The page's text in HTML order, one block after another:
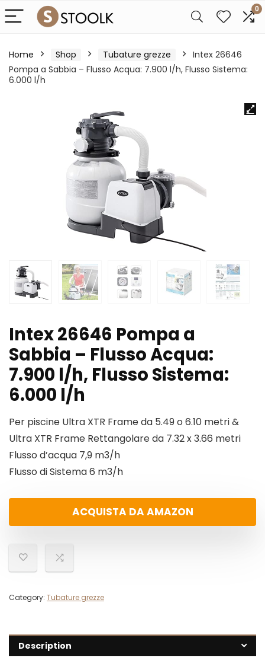
0
Home Shop Tubature grezze
Intex 26646
Pompa a Sabbia – Flusso Acqua: 7.900 l/h, Flusso Sistema:
6.000 l/h
Intex 26646 Pompa a
Sabbia – Flusso Acqua:
7.900 l/h, Flusso Sistema:
6.000 l/h
Per piscine Ultra XTR Frame da 5.49 o 6.10 metri &
Ultra XTR Frame Rettangolare da 7.32 x 3.66 metri
Flusso d’acqua 7,9 m3/h
Flusso di Sistema 6 m3/h
ACQUISTA DA AMAZON
Category: Tubature grezze
Description